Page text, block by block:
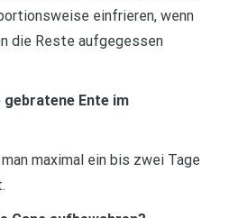
einfrieren, wenn
die Reste aufgegessen
gebratene Ente im
maximal ein bis zwei Tage